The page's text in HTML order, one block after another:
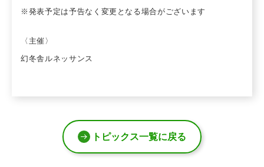
※発表予定は予告なく変更となる場合がございます
〈主催〉
幻冬舎ルネッサンス
トピックス一覧に戻る